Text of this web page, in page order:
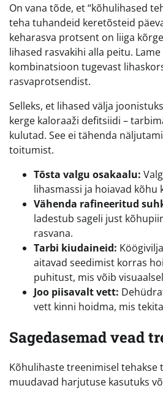
On vana tõde, et “kõhulihased
teha tuhandeid keretõsteid
keharasva protsent on liiga
lihased rasvakihi alla peitu.
kombinatsioon tugevast
rasvaprotsendist.
Selleks, et lihased välja
kerge kaloraaži defitsiidi –
kulutad. See ei tähenda
toitumist.
Tõsta valgu osakaalu:
lihasmassi ja hoiavad kõhu
Vähenda rafineeritud
ladestub sageli just
rasvana.
Tarbi kiudaineid:
aitavad seedimist korras
puhitust, mis võib
Joo piisavalt vett:
vett kinni hoidma, mis
Sagedasemad vead
Kõhulihaste treenimisel tehakse
muudavad harjutuse kasutuks